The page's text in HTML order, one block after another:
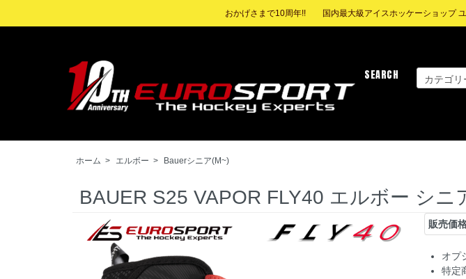
おかげさまで10周年!! 国内最大級アイスホッケーショップ
SEARCH
ホーム > エルボー > Bauerシニア(M~)
BAUER S25 VAPOR FLY40 エルボー シニ
販売価
オプ
特定